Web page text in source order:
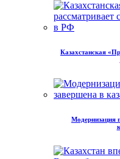
Казахстанская
Модернизация